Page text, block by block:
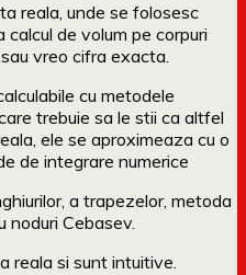
reala, unde se folosesc
de volum pe corpuri
vreo cifra exacta.
cu metodele
trebuie sa le stii ca altfel
ele se aproximeaza cu o
de integrare numerice
a trapezelor, metoda
noduri Cebasev.
reala si sunt intuitive.